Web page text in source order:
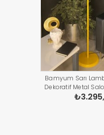
Bamyum Sarı
Dekoratif Metal
Odası Çalışma